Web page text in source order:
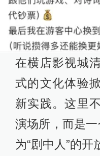
在横店影视城
式的文化体验
新实践。这里
演场所，而是一
为“剧中人”的开